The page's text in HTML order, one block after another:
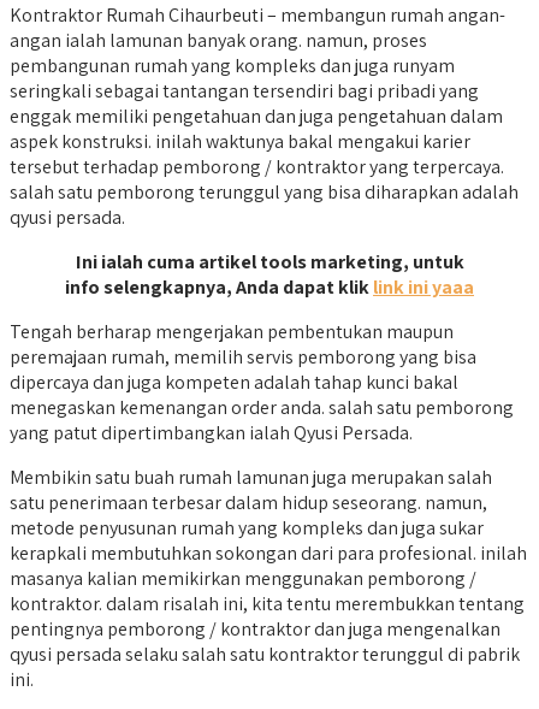
Kontraktor Rumah Cihaurbeuti – membangun rumah angan-
angan ialah lamunan banyak orang. namun, proses
pembangunan rumah yang kompleks dan juga runyam
seringkali sebagai tantangan tersendiri bagi pribadi yang
enggak memiliki pengetahuan dan juga pengetahuan dalam
aspek konstruksi. inilah waktunya bakal mengakui karier
tersebut terhadap pemborong / kontraktor yang terpercaya.
salah satu pemborong terunggul yang bisa diharapkan adalah
qyusi persada.
Ini ialah cuma artikel tools marketing, untuk
info selengkapnya, Anda dapat kliklink ini yaaa
Tengah berharap mengerjakan pembentukan maupun
peremajaan rumah, memilih servis pemborong yang bisa
dipercaya dan juga kompeten adalah tahap kunci bakal
menegaskan kemenangan order anda. salah satu pemborong
yang patut dipertimbangkan ialah Qyusi Persada.
Membikin satu buah rumah lamunan juga merupakan salah
satu penerimaan terbesar dalam hidup seseorang. namun,
metode penyusunan rumah yang kompleks dan juga sukar
kerapkali membutuhkan sokongan dari para profesional. inilah
masanya kalian memikirkan menggunakan pemborong /
kontraktor. dalam risalah ini, kita tentu merembukkan tentang
pentingnya pemborong / kontraktor dan juga mengenalkan
qyusi persada selaku salah satu kontraktor terunggul di pabrik
ini.